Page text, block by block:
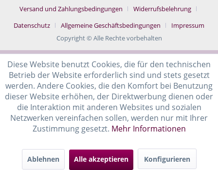
Versand und Zahlungsbedingungen
Widerrufsbelehrung
Datenschutz
Allgemeine Geschäftsbedingungen
Impressum
Copyright © Alle Rechte vorbehalten
Diese Website benutzt Cookies, die für den technischen
Betrieb der Website erforderlich sind und stets gesetzt
werden. Andere Cookies, die den Komfort bei Benutzung
dieser Website erhöhen, der Direktwerbung dienen oder
die Interaktion mit anderen Websites und sozialen
Netzwerken vereinfachen sollen, werden nur mit Ihrer
Zustimmung gesetzt. Mehr Informationen
Ablehnen Alle akzeptieren Konfigurieren